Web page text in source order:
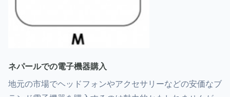
ネパールでの電子機器購入
地元の市場でヘッドフォンやアクセサリーなどの安価なブ